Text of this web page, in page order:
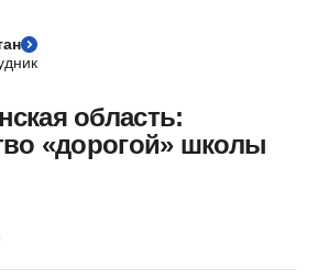
область:
«дорогой» школы